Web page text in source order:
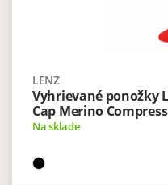
LENZ
Vyhrievané ponožky
Cap Merino
Na sklade